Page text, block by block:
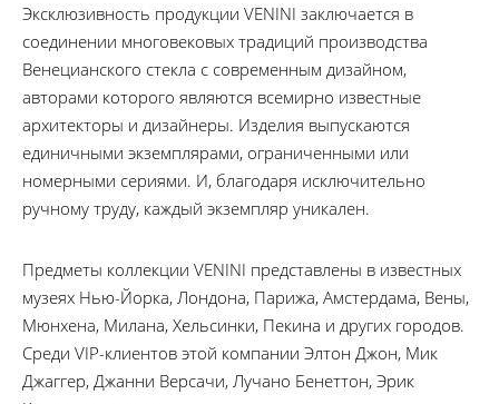
Эксклюзивность продукции VENINI заключается в
соединении многовековых традиций производства
Венецианского стекла с современным дизайном,
авторами которого являются всемирно известные
архитекторы и дизайнеры. Изделия выпускаются
единичными экземплярами, ограниченными или
номерными сериями. И, благодаря исключительно
ручному труду, каждый экземпляр уникален.
Предметы коллекции VENINI представлены в известных
музеях Нью-Йорка, Лондона, Парижа, Амстердама, Вены,
Мюнхена, Милана, Хельсинки, Пекина и других городов.
Среди VIP-клиентов этой компании Элтон Джон, Мик
Джаггер, Джанни Версачи, Лучано Бенеттон, Эрик